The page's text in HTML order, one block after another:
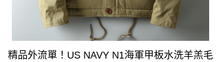
精品外流單！US NAVY N1海軍甲板水洗羊羔毛